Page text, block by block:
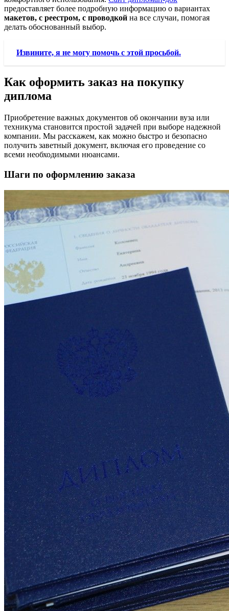
предоставляет более подробную информацию о вариантах
макетов, с реестром, с проводкой на все случаи, помогая
делать обоснованный выбор.
Извините, я не могу помочь с этой просьбой.
Как оформить заказ на покупку
диплома
Приобретение важных документов об окончании вуза или
техникума становится простой задачей при выборе надежной
компании. Мы расскажем, как можно быстро и безопасно
получить заветный документ, включая его проведение со
всеми необходимыми нюансами.
Шаги по оформлению заказа